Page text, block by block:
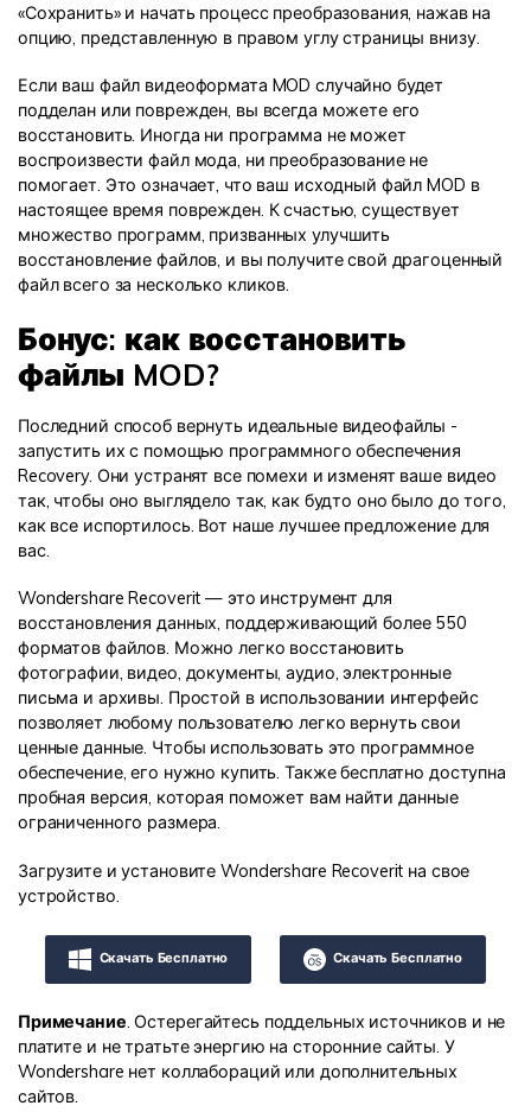
«Сохранить» и начать процесс преобразования, нажав на
опцию, представленную в правом углу страницы внизу.
Если ваш файл видеоформата MOD случайно будет
подделан или поврежден, вы всегда можете его
восстановить. Иногда ни программа не может
воспроизвести файл мода, ни преобразование не
помогает. Это означает, что ваш исходный файл MOD в
настоящее время поврежден. К счастью, существует
множество программ, призванных улучшить
восстановление файлов, и вы получите свой драгоценный
файл всего за несколько кликов.
Бонус: как восстановить
файлы MOD?
Последний способ вернуть идеальные видеофайлы -
запустить их с помощью программного обеспечения
Recovery. Они устранят все помехи и изменят ваше видео
так, чтобы оно выглядело так, как будто оно было до того,
как все испортилось. Вот наше лучшее предложение для
вас.
Wondershare Recoverit — это инструмент для
восстановления данных, поддерживающий более 550
форматов файлов. Можно легко восстановить
фотографии, видео, документы, аудио, электронные
письма и архивы. Простой в использовании интерфейс
позволяет любому пользователю легко вернуть свои
ценные данные. Чтобы использовать это программное
обеспечение, его нужно купить. Также бесплатно доступна
пробная версия, которая поможет вам найти данные
ограниченного размера.
Загрузите и установите Wondershare Recoverit на свое
устройство.
Скачать Бесплатно Скачать Бесплатно
Примечание. Остерегайтесь поддельных источников и не
платите и не тратьте энергию на сторонние сайты. У
Wondershare нет коллабораций или дополнительных
сайтов.